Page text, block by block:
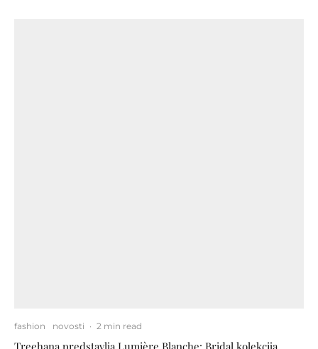
fashion novosti · 2 min read